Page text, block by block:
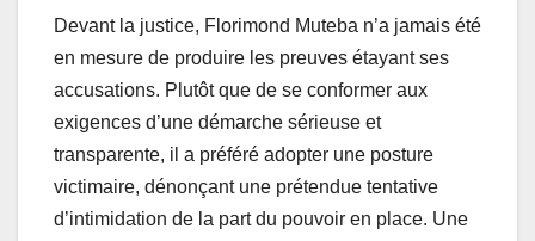
Devant la justice, Florimond Muteba n’a jamais été
en mesure de produire les preuves étayant ses
accusations. Plutôt que de se conformer aux
exigences d’une démarche sérieuse et
transparente, il a préféré adopter une posture
victimaire, dénonçant une prétendue tentative
d’intimidation de la part du pouvoir en place. Une